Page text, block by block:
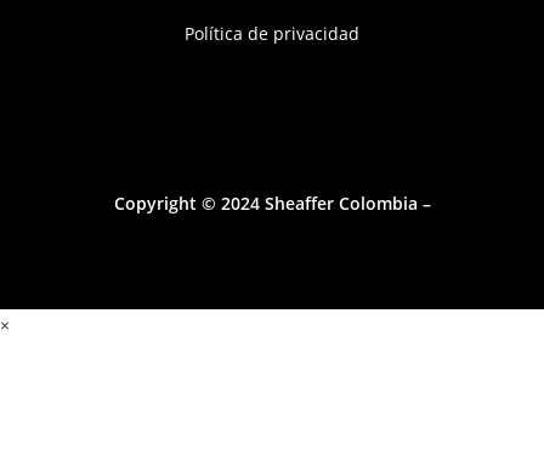
Política de privacidad
Copyright © 2024 Sheaffer Colombia –
×